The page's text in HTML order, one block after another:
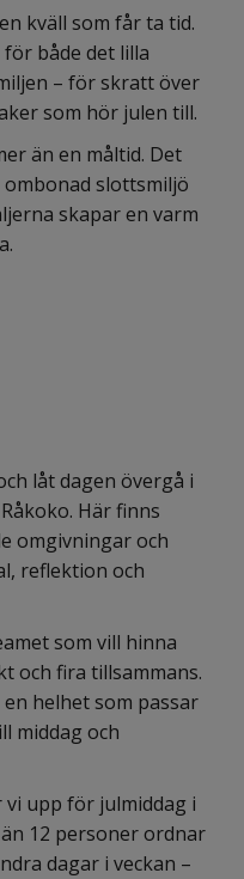
kväll som får ta tid.
både det lilla
– för skratt över
som hör julen till.
än en måltid. Det
slottsmiljö
skapar en varm
låt dagen övergå i
Här finns
omgivningar och
reflektion och
som vill hinna
och fira tillsammans.
helhet som passar
middag och
upp för julmiddag i
12 personer ordnar
dagar i veckan –